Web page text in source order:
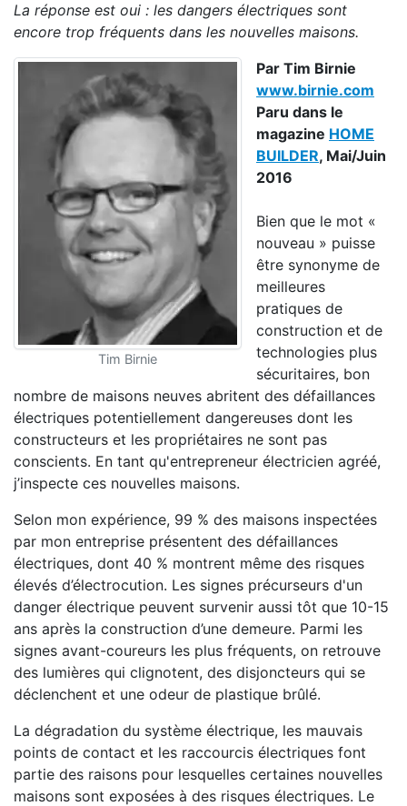
La réponse est oui : les dangers électriques sont
encore trop fréquents dans les nouvelles maisons.
Tim Birnie
Par Tim Birnie
www.birnie.com
Paru dans le
magazine HOME
BUILDER, Mai/Juin
2016
Bien que le mot «
nouveau » puisse
être synonyme de
meilleures
pratiques de
construction et de
technologies plus
sécuritaires, bon
nombre de maisons neuves abritent des défaillances
électriques potentiellement dangereuses dont les
constructeurs et les propriétaires ne sont pas
conscients. En tant qu'entrepreneur électricien agréé,
j’inspecte ces nouvelles maisons.
Selon mon expérience, 99 % des maisons inspectées
par mon entreprise présentent des défaillances
électriques, dont 40 % montrent même des risques
élevés d’électrocution. Les signes précurseurs d'un
danger électrique peuvent survenir aussi tôt que 10-15
ans après la construction d’une demeure. Parmi les
signes avant-coureurs les plus fréquents, on retrouve
des lumières qui clignotent, des disjoncteurs qui se
déclenchent et une odeur de plastique brûlé.
La dégradation du système électrique, les mauvais
points de contact et les raccourcis électriques font
partie des raisons pour lesquelles certaines nouvelles
maisons sont exposées à des risques électriques. Le